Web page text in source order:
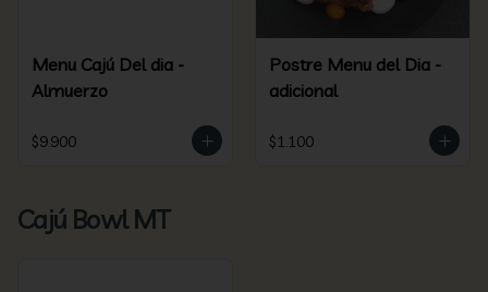
Menu Cajú Del dia -
Almuerzo
$9.900
Postre Menu del Dia -
adicional
$1.100
Cajú Bowl MT